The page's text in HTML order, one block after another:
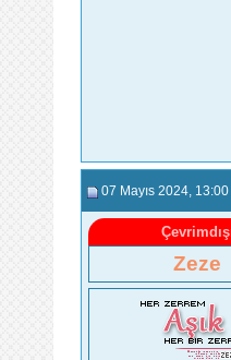
07 Mayıs 2024 , 13:00
Zeze